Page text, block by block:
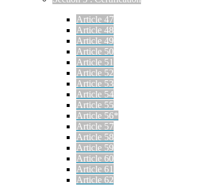
Article 47
Article 48
Article 49
Article 50
Article 51
Article 52
Article 53
Article 54
Article 55
Article 56*
Article 57
Article 58
Article 59
Article 60
Article 61
Article 62